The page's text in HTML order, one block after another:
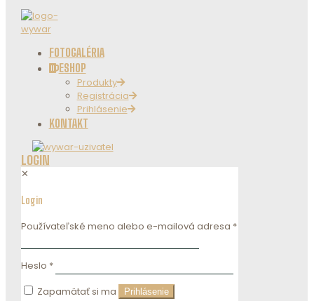
FOTOGALÉRIA
ESHOP
Produkty
Registrácia
Prihlásenie
KONTAKT
LOGIN
✕
Login
Používateľské meno alebo e-mailová adresa *
Heslo *
Zapamätať si ma
Prihlásenie